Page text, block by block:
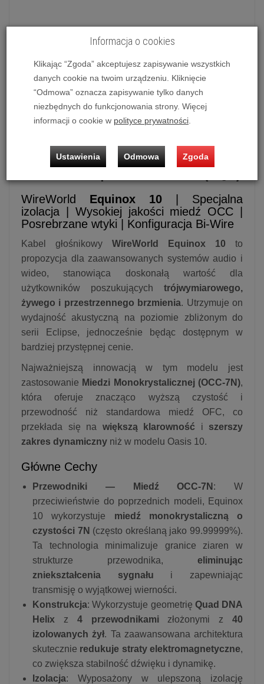
Kabel głośnikowy konfekcjonowany Wireworld Equinox 10
Bi-Wire (EQB)
Możliwość zakupu produktu w bezpłatnymsystemie
ratalnym 0%na10 lub 20 miesięcy.
Sprzedaż dotyczy kompletu czyli 2 szt. przewodów
Kabel głośnikowy konfekcjonowany
WireWorld Equinox 10 | Specjalna
izolacja | Wysokiej jakości miedź OCC |
Posrebrzane wtyki | Konfiguracja Bi-Wire
Kabel głośnikowy WireWorld Equinox 10 to
propozycja dla zaawansowanych systemów audio i
wideo, stanowiąca doskonałą wartość dla
użytkowników poszukujących trójwymiarowego,
żywego i przestrzennego brzmienia. Utrzymuje on
wydajność akustyczną na poziomie zbliżonym do
serii Eclipse, jednocześnie będąc dostępnym w
bardziej przystępnej cenie.
Najważniejszą innowacją w tym modelu jest
zastosowanie Miedzi Monokrystalicznej (OCC-7N),
która oferuje znacząco wyższą czystość i
przewodność niż standardowa miedź OFC, co
przekłada się na większą klarowność i szerszy
zakres dynamiczny niż w modelu Oasis 10.
Główne Cechy
Przewodniki — Miedź OCC-7N : W
przeciwieństwie do poprzednich modeli, Equinox
10 wykorzystuje miedź monokrystaliczną o
czystości 7N (często określaną jako 99.99999%).
Ta technologia minimalizuje granice ziaren w
strukturze przewodnika, eliminując
zniekształcenia sygnału i zapewniając
transmisję o wyjątkowej wierności.
Konstrukcja: Wykorzystuje geometrię Quad DNA
Helix z 4 przewodnikamizłożonymi z40
izolowanych żył. Ta zaawansowana architektura
skutecznie redukuje straty elektromagnetyczne,
co zwiększa stabilność dźwięku i dynamikę.
Izolacja: Wyposażony w ulepszoną izolację
Informacja o cookies
Klikając “Zgoda” akceptujesz zapisywanie wszystkich
danych cookie na twoim urządzeniu. Kliknięcie
“Odmowa” oznacza zapisywanie tylko danych
niezbędnych do funkcjonowania strony. Więcej
informacji o cookie w polityce prywatności.
Ustawienia Odmowa Zgoda